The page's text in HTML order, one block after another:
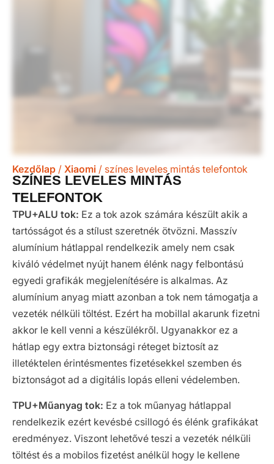
Kezdőlap / Xiaomi / színes leveles mintás telefontok
SZÍNES LEVELES MINTÁS
TELEFONTOK
TPU+ALU tok: Ez a tok azok számára készült akik a
tartósságot és a stílust szeretnék ötvözni. Masszív
alumínium hátlappal rendelkezik amely nem csak
kiváló védelmet nyújt hanem élénk nagy felbontású
egyedi grafikák megjelenítésére is alkalmas. Az
alumínium anyag miatt azonban a tok nem támogatja a
vezeték nélküli töltést. Ezért ha mobillal akarunk fizetni
akkor le kell venni a készülékről. Ugyanakkor ez a
hátlap egy extra biztonsági réteget biztosít az
illetéktelen érintésmentes fizetésekkel szemben és
biztonságot ad a digitális lopás elleni védelemben.
TPU+Műanyag tok: Ez a tok műanyag hátlappal
rendelkezik ezért kevésbé csillogó és élénk grafikákat
eredményez. Viszont lehetővé teszi a vezeték nélküli
töltést és a mobilos fizetést anélkül hogy le kellene